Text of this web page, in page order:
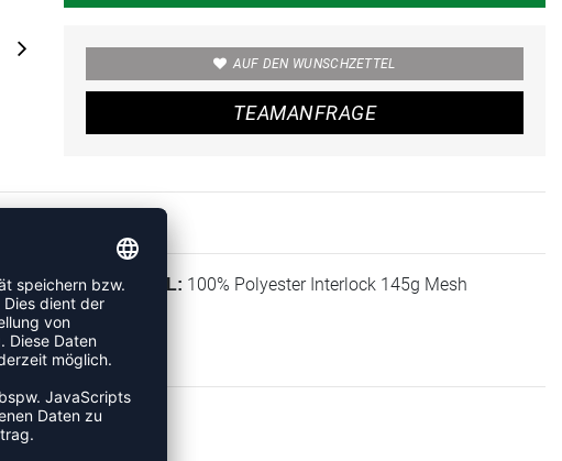
AUF DEN WUNSCHZETTEL
TEAMANFRAGE
MATERIAL: 100% Polyester Interlock 145g Mesh